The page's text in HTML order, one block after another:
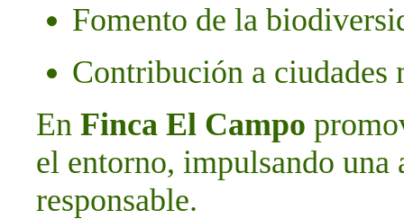
Fomento de la
Contribución a ciudades
En Finca El Campo
el entorno, impulsando
responsable.